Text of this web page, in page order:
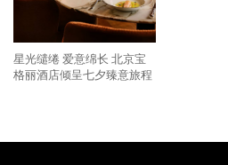
星光缱绻 爱意绵长 北京宝
格丽酒店倾呈七夕臻意旅程